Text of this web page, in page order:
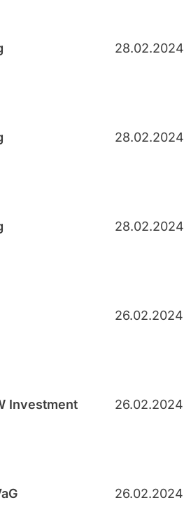
28.02.2024
28.02.2024
28.02.2024
26.02.2024
Investment
26.02.2024
26.02.2024